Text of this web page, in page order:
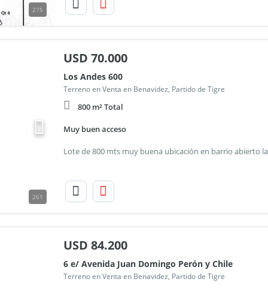
275
261
USD 70.000
Los Andes 600
Terreno en Venta en Benavidez, Partido de Tigre
800 m² Total
Muy buen acceso
USD 84.200
6 e/ Avenida Juan Domingo Perón y Chile
Terreno en Venta en Benavidez, Partido de Tigre